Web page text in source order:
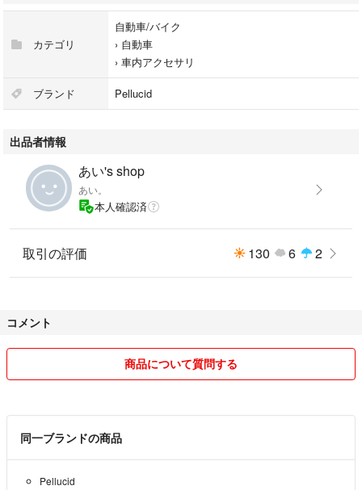
カテゴリ
自動車/バイク
› 自動車
› 車内アクセサリ
ブランド Pellucid
出品者情報
あい's shop
あい。
本人確認済
取引の評価 130 6 2
コメント
商品について質問する
同一ブランドの商品
Pellucid